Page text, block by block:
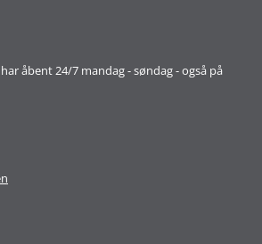
åbent 24/7 mandag - søndag - også på